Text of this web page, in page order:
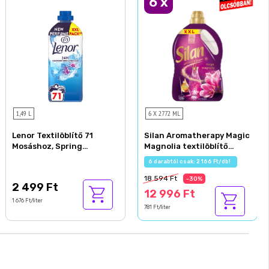
1,49 L
Lenor Textilöblítő 71
Mosáshoz, Spring
2 499 Ft
1 676 Ft/liter
6 X 2772 ML
Silan Aromatherapy Magic
Magnolia textilöblítő
koncentrátum 126 mosás
2772 ml
Az akció részletei
18 594 Ft -30%
12 996 Ft
781 Ft/liter